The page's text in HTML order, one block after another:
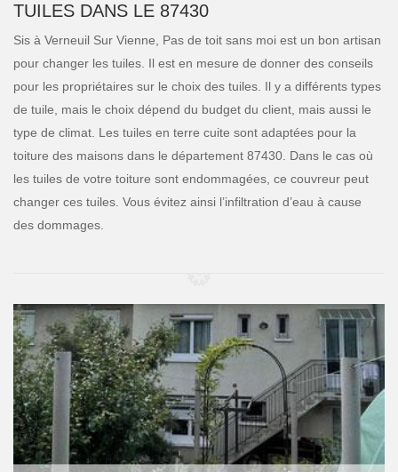
TUILES DANS LE 87430
Sis à Verneuil Sur Vienne, Pas de toit sans moi est un bon artisan
pour changer les tuiles. Il est en mesure de donner des conseils
pour les propriétaires sur le choix des tuiles. Il y a différents types
de tuile, mais le choix dépend du budget du client, mais aussi le
type de climat. Les tuiles en terre cuite sont adaptées pour la
toiture des maisons dans le département 87430. Dans le cas où
les tuiles de votre toiture sont endommagées, ce couvreur peut
changer ces tuiles. Vous évitez ainsi l’infiltration d’eau à cause
des dommages.